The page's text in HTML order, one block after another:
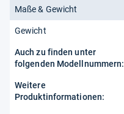
Maße & Gewicht
Gewicht
Auch zu finden unter
folgenden Modellnummern:
Weitere
Produktinformationen: